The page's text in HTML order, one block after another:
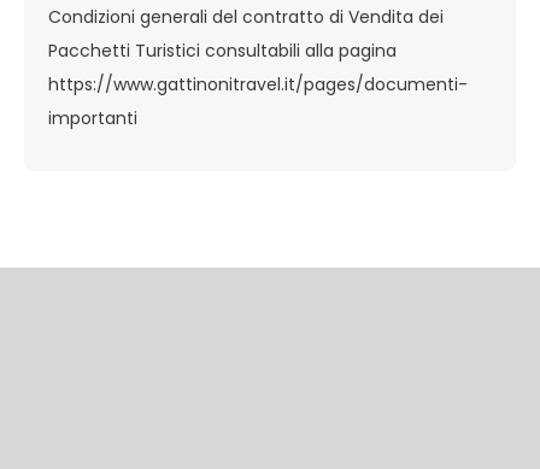
Condizioni generali del contratto di Vendita dei
Pacchetti Turistici consultabili alla pagina
https://www.gattinonitravel.it/pages/documenti-
importanti